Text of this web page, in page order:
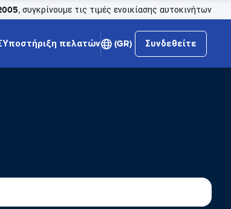
, συγκρίνουμε τις τιμές ενοικίασης αυτοκινήτων
Υποστήριξη πελατών (GR) Συνδεθείτε